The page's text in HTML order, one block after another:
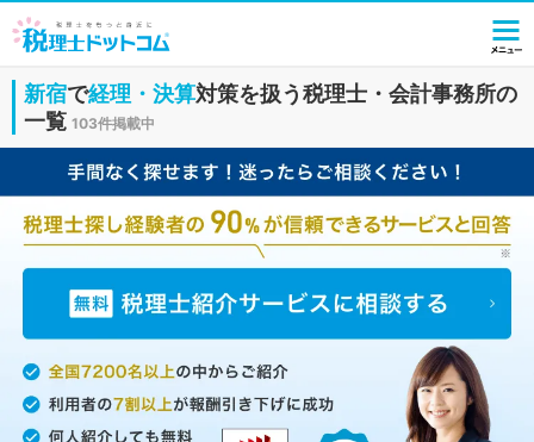
新宿で経理・決算対策を扱う税理士・会計事務所の
一覧 103件掲載中